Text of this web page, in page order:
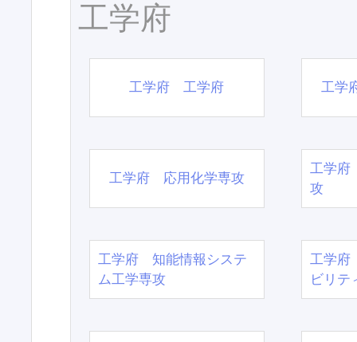
工学府
工学府 工学府 工学
工学府 応用化学専攻
工学府
攻
工学府 知能情報システ
ム工学専攻
工学府
ビリテ